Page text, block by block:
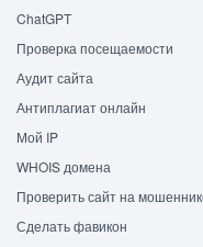
ChatGPT
Проверка посещаемости
Аудит сайта
Антиплагиат онлайн
Мой IP
WHOIS домена
Проверить сайт на
Сделать фавикон